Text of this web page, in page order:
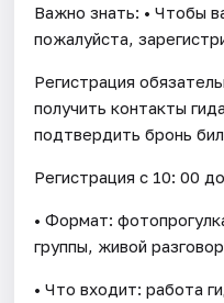
Важно знать: • Чтобы
пожалуйста,
Регистрация
получить контакты
подтвердить бронь
Регистрация с 10: 00
• Формат:
группы, живой
• Что входит: работа